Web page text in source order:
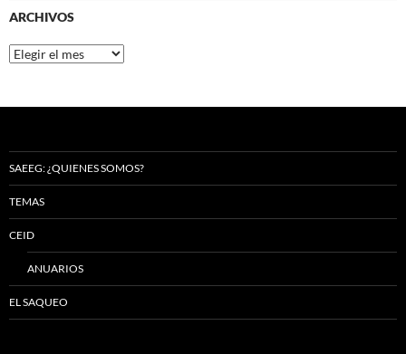
ARCHIVOS
Archivos
SAEEG: ¿QUIENES SOMOS?
TEMAS
CEID
ANUARIOS
EL SAQUEO